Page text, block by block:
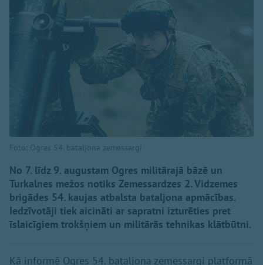
Foto: Ogres 54. bataljona zemessargi
No 7. līdz 9. augustam Ogres militārajā bāzē un
Turkalnes mežos notiks Zemessardzes 2. Vidzemes
brigādes 54. kaujas atbalsta bataljona apmācības.
Iedzīvotāji tiek aicināti ar sapratni izturēties pret
īslaicīgiem trokšņiem un militārās tehnikas klātbūtni.
Kā informē Ogres 54. bataljona zemessargi platformā